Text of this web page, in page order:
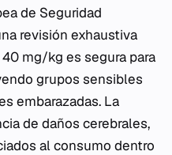
de Seguridad
revisión exhaustiva
mg/kg es segura para
grupos sensibles
embarazadas. La
de daños cerebrales,
al consumo dentro